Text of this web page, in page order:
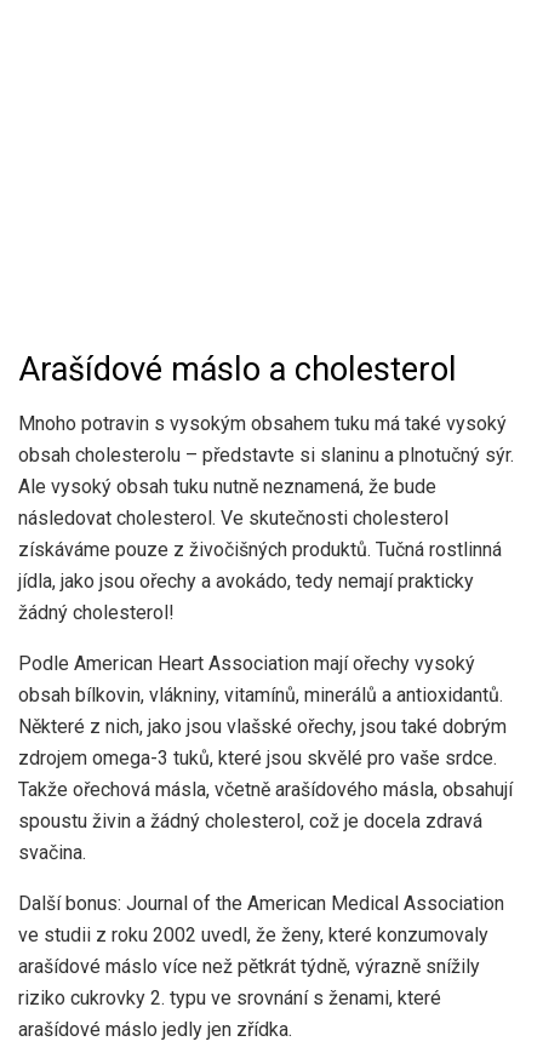
Arašídové máslo a cholesterol
Mnoho potravin s vysokým obsahem tuku má také vysoký
obsah cholesterolu – představte si slaninu a plnotučný sýr.
Ale vysoký obsah tuku nutně neznamená, že bude
následovat cholesterol. Ve skutečnosti cholesterol
získáváme pouze z živočišných produktů. Tučná rostlinná
jídla, jako jsou ořechy a avokádo, tedy nemají prakticky
žádný cholesterol!
Podle American Heart Association mají ořechy vysoký
obsah bílkovin, vlákniny, vitamínů, minerálů a antioxidantů.
Některé z nich, jako jsou vlašské ořechy, jsou také dobrým
zdrojem omega-3 tuků, které jsou skvělé pro vaše srdce.
Takže ořechová másla, včetně arašídového másla, obsahují
spoustu živin a žádný cholesterol, což je docela zdravá
svačina.
Další bonus: Journal of the American Medical Association
ve studii z roku 2002 uvedl, že ženy, které konzumovaly
arašídové máslo více než pětkrát týdně, výrazně snížily
riziko cukrovky 2. typu ve srovnání s ženami, které
arašídové máslo jedly jen zřídka.